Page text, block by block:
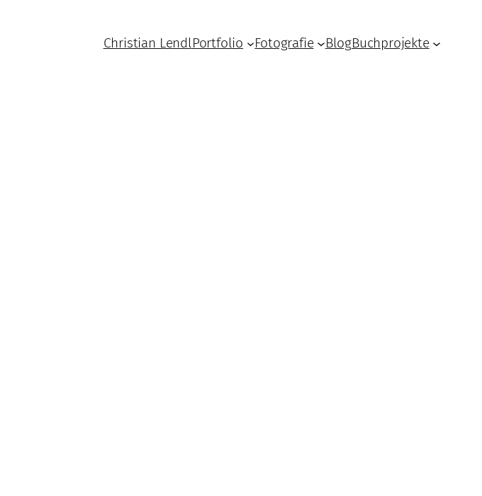
Christian LendlPortfolio Fotografie BlogBuchprojekte